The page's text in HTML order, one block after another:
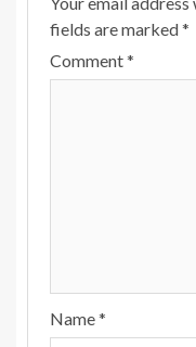
fields are marked*
Comment*
Name*